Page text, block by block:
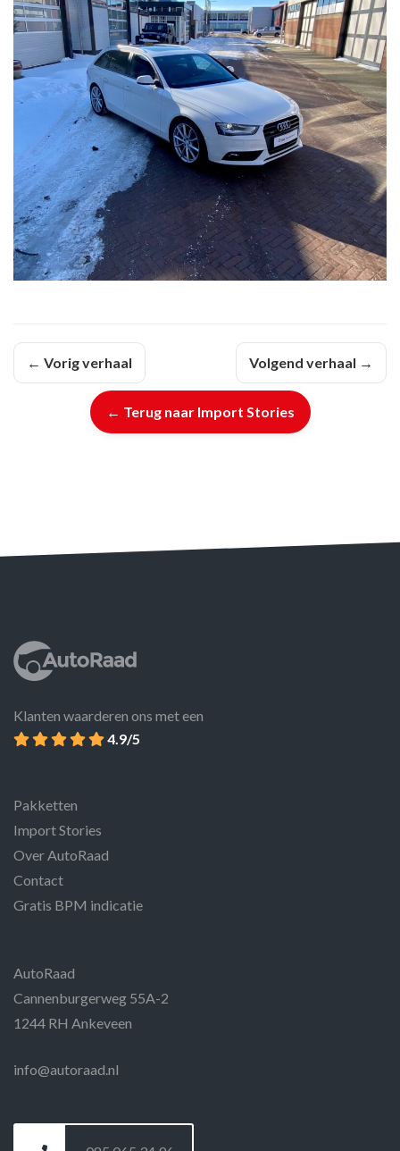
← Vorig verhaal
← Terug naar Import Stories
Volgend verhaal →
Klanten waarderen ons met een
4.9/5
Pakketten
Import Stories
Over AutoRaad
Contact
Gratis BPM indicatie
AutoRaad
Cannenburgerweg 55A-2
1244 RH Ankeveen
info@autoraad.nl